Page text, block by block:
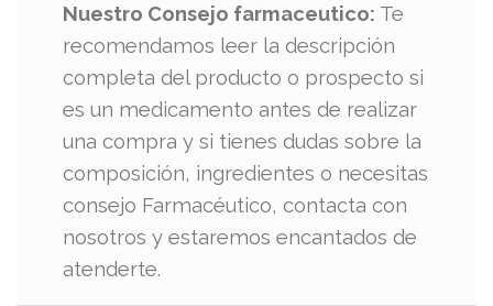
Nuestro Consejo farmaceutico: Te
recomendamos leer la descripción
completa del producto o prospecto si
es un medicamento antes de realizar
una compra y si tienes dudas sobre la
composición, ingredientes o necesitas
consejo Farmacéutico, contacta con
nosotros y estaremos encantados de
atenderte.